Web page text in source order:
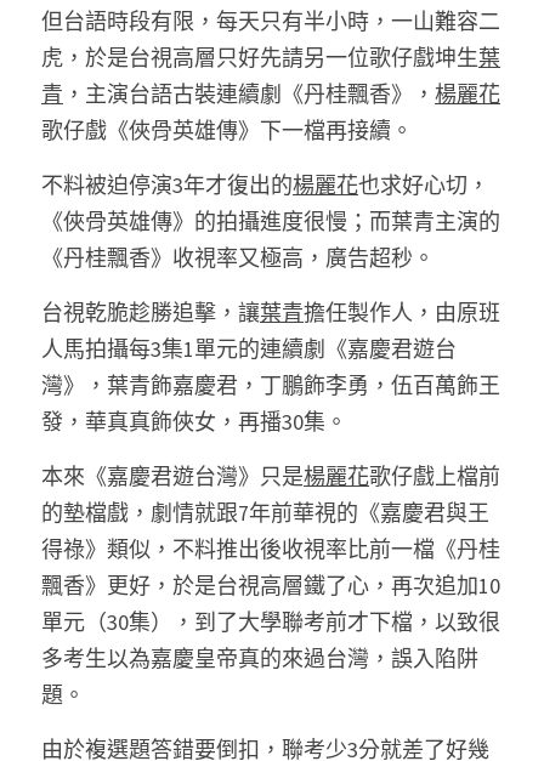
但台語時段有限，每天只有半小時，一山難容二
虎，於是台視高層只好先請另一位歌仔戲坤生葉
青 ，主演台語古裝連續劇《丹桂飄香》， 楊麗花
歌仔戲《俠骨英雄傳》下一檔再接續。
不料被迫停演3年才復出的楊麗花也求好心切，
《俠骨英雄傳》的拍攝進度很慢；而葉青主演的
《丹桂飄香》收視率又極高，廣告超秒。
台視乾脆趁勝追擊，讓葉青擔任製作人，由原班
人馬拍攝每3集1單元的連續劇《嘉慶君遊台
灣》，葉青飾嘉慶君，丁鵬飾李勇，伍百萬飾王
發，華真真飾俠女，再播30集。
本來《嘉慶君遊台灣》只是楊麗花歌仔戲上檔前
的墊檔戲，劇情就跟7年前華視的《嘉慶君與王
得祿》類似，不料推出後收視率比前一檔《丹桂
飄香》更好，於是台視高層鐵了心，再次追加10
單元（30集），到了大學聯考前才下檔，以致很
多考生以為嘉慶皇帝真的來過台灣，誤入陷阱
題。
由於複選題答錯要倒扣，聯考少3分就差了好幾